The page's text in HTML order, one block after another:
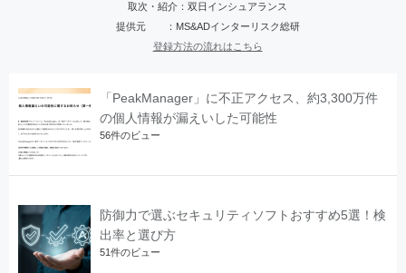
取次・紹介：双日インシュアランス
提供元 ：MS&ADインターリスク総研
登録方法の流れはこちら
「PeakManager」に不正アクセス、約3,300万件
の個人情報が漏えいした可能性
56件のビュー
防御力で選ぶセキュリティソフトおすすめ5選！検
出率と選び方
51件のビュー